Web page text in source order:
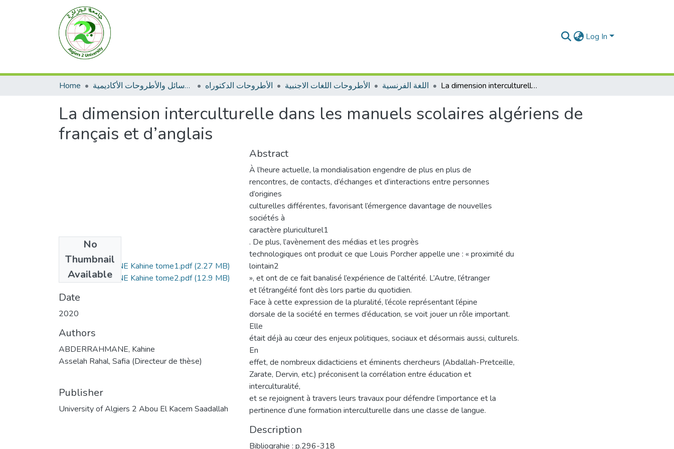
Log In
Home الرسائل والأطروحات الأكاديمية الأطروحات الدكتوراه الأطروحات اللغات الاجنبية اللغة الفرنسية La dimension interculturelle dans les manuels scolaires algériens de français et d’anglais
La dimension interculturelle dans les manuels scolaires algériens de
français et d’anglais
No
Thumbnail
Available
ABDERRAHMANE Kahine tome1.pdf(2.27 MB)
ABDERRAHMANE Kahine tome2.pdf(12.9 MB)
Date
2020
Authors
ABDERRAHMANE, Kahine
Asselah Rahal, Safia (Directeur de thèse)
Publisher
University of Algiers 2 Abou El Kacem Saadallah
Abstract
À l’heure actuelle, la mondialisation engendre de plus en plus de
rencontres, de contacts, d’échanges et d’interactions entre personnes
d’origines
culturelles différentes, favorisant l’émergence davantage de nouvelles
sociétés à
caractère pluriculturel1
. De plus, l’avènement des médias et les progrès
technologiques ont produit ce que Louis Porcher appelle une : « proximité du
lointain2
», et ont de ce fait banalisé l’expérience de l’altérité. L’Autre, l’étranger
et l’étrangéité font dès lors partie du quotidien.
Face à cette expression de la pluralité, l’école représentant l’épine
dorsale de la société en termes d’éducation, se voit jouer un rôle important.
Elle
était déjà au cœur des enjeux politiques, sociaux et désormais aussi, culturels.
En
effet, de nombreux didacticiens et éminents chercheurs (Abdallah-Pretceille,
Zarate, Dervin, etc.) préconisent la corrélation entre éducation et
interculturalité,
et se rejoignent à travers leurs travaux pour défendre l’importance et la
pertinence d’une formation interculturelle dans une classe de langue.
Description
Bibliograhie : p.296-318